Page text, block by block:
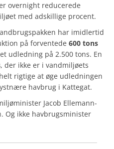
overnight reducerede
med adskillige procent.
har imidlertid
på forventede 600 tons
udledning på 2.500 tons. En
, der ikke er i vandmiljøets
rigtige at øge udledningen
havbrug i Kattegat.
Jacob Ellemann-
Og ikke havbrugsminister